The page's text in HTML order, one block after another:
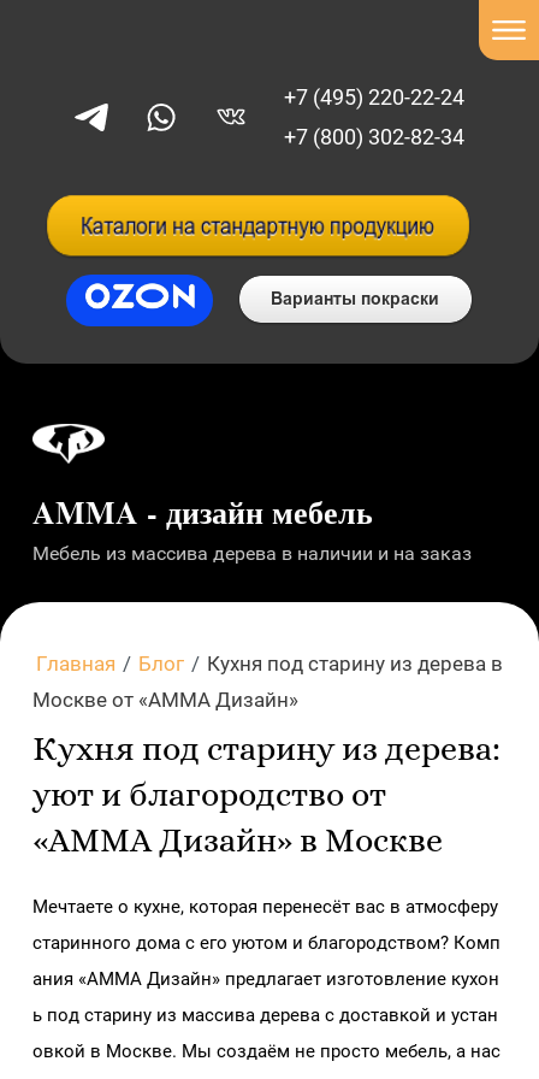
+7 (495) 220-22-24
+7 (800) 302-82-34
AMMA - дизайн мебель
Мебель из массива дерева в наличии и на заказ
Главная / Блог / Кухня под старину из дерева в
Москве от «АММА Дизайн»
Кухня под старину из дерева:
уют и благородство от
«АММА Дизайн» в Москве
Мечтаете о кухне, которая перенесёт вас в атмосферу
старинного дома с его уютом и благородством? Комп
ания «АММА Дизайн» предлагает изготовление кухон
ь под старину из массива дерева с доставкой и устан
овкой в Москве. Мы создаём не просто мебель, а нас